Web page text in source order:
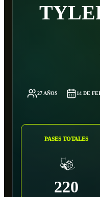
27 AÑOS 14 DE
PASES TOTALES
220